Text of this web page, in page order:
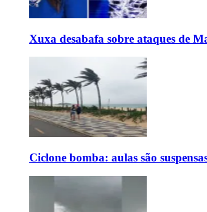
Xuxa desabafa sobre ataques de
Ciclone bomba: aulas são